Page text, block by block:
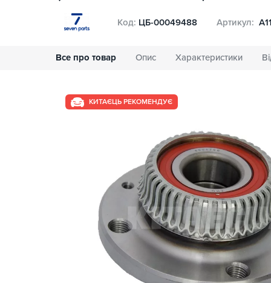
Все про товар Опис Характеристики
Код: ЦБ-00049488 Артикул:
КИТАЄЦЬ РЕКОМЕНДУЄ